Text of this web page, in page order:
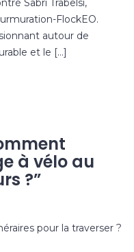
Sabri Trabelsi,
FlockEO.
autour de
et le […]
à vélo au
?”
pour la traverser ?